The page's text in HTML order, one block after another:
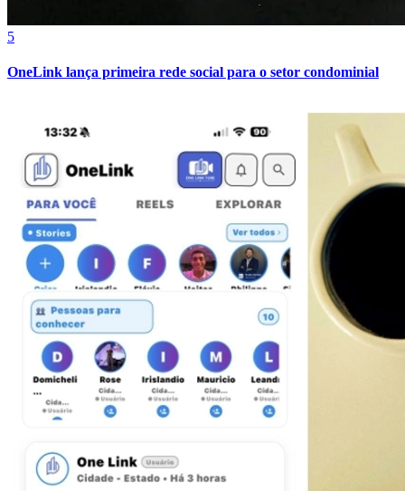
Sport
5
OneLink lança primeira rede social para o setor condominial